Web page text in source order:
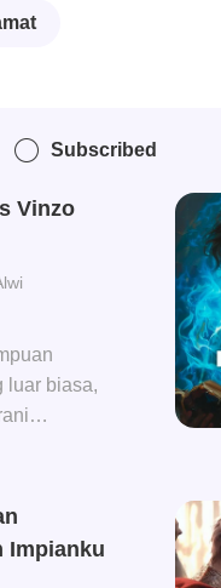
Subscribed
Vinzo
luar biasa,
penyakit
Impianku